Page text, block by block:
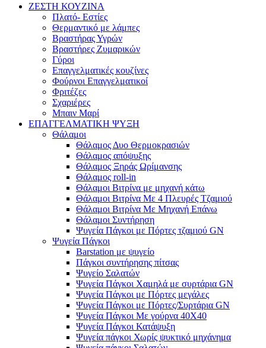
ΖΕΣΤΗ ΚΟΥΖΙΝΑ
Πλατό- Εστίες
Θερμαντικό με λάμπες
Βραστήρας Υγρών
Βραστήρες Ζυμαρικών
Γύροι
Επαγγελματικές κουζίνες
Φούρνοι Επαγγελματικοί
Φριτέζες
Σχαριέρες
Μπαιν Μαρί
ΕΠΑΓΓΕΛΜΑΤΙΚΗ ΨΥΞΗ
Θάλαμοι
Θάλαμος Δυο Θερμοκρασιών
Θάλαμος απόψυξης
Θάλαμος Ξηράς Ωρίμανσης
Θάλαμος roll-in
Θάλαμοι Βιτρίνα με μηχανή κάτω
Θάλαμοι Βιτρίνα Με 4 Πλευρές Τζαμιού
Θάλαμοι Βιτρίνα Με Μηχανή Επάνω
Θάλαμοι Συντήρηση
Ψυγεία Πάγκοι με Πόρτες τζαμιού GN
Ψυγεία Πάγκοι
Barstation με ψυγείο
Πάγκοι συντήρησης πίτσας
Ψυγείο Σαλατών
Ψυγεία Πάγκοι Χαμηλά με συρτάρια GN
Ψυγεία Πάγκοι με Πόρτες μεγάλες
Ψυγεία Πάγκοι με Πόρτες/Συρτάρια GN
Ψυγεία Πάγκοι Με γούρνα 40Χ40
Ψυγεία Πάγκοι Κατάψυξη
Ψυγεία πάγκοι Χωρίς ψυκτικό μηχάνημα